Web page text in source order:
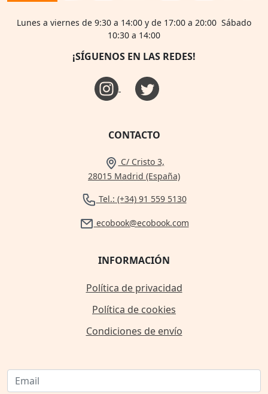
Lunes a viernes de 9:30 a 14:00 y de 17:00 a 20:00 Sábado
10:30 a 14:00
¡SÍGUENOS EN LAS REDES!
CONTACTO
C/ Cristo 3,
28015 Madrid (España)
Tel.: (+34) 91 559 5130
ecobook@ecobook.com
INFORMACIÓN
Política de privacidad
Política de cookies
Condiciones de envío